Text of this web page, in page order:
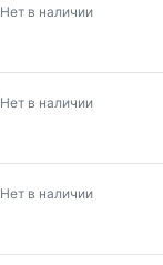
Нет в наличии
Нет в наличии
Нет в наличии